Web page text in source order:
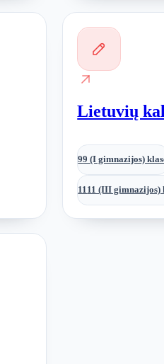
Lietuvių
99 (I gimnazijos)
1111 (III gimnazijos)